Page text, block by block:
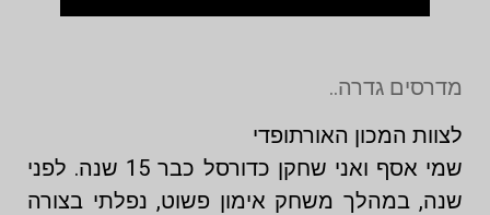
מדרסים גדרה..
לצוות המכון האורתופדי
שמי אסף ואני שחקן כדורסל כבר 15 שנה. לפני
שנה, במהלך משחק אימון פשוט, נפלתי בצורה